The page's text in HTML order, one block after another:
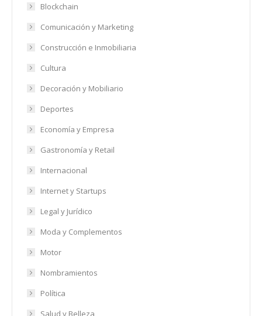
Blockchain
Comunicación y Marketing
Construcción e Inmobiliaria
Cultura
Decoración y Mobiliario
Deportes
Economía y Empresa
Gastronomía y Retail
Internacional
Internet y Startups
Legal y Jurídico
Moda y Complementos
Motor
Nombramientos
Política
Salud y Belleza